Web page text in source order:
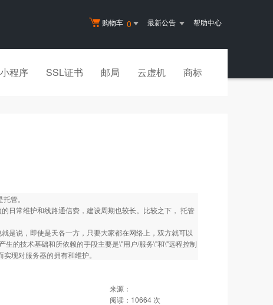
购物车 0 最新公告 帮助中心
小程序 SSL证书 邮局 云虚机 商标
管。
常维护和线路通信费，建设周期也较长。比较之下， 托管
说，即使是天各一方，只要大家都在网络上，双方就可以
的技术基础和所依赖的手段主要是\"用户/服务\"和\"远程控制
现对服务器的拥有和维护。
来源：
阅读： 10664 次